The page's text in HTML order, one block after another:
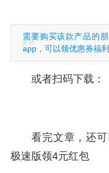
需要购买该款产品的
app，可以领优惠券福
或者扫码下载：
看完文章，还
极速版领4元红包